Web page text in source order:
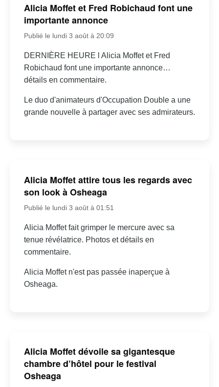
Alicia Moffet et Fred Robichaud font une
importante annonce
Publié le lundi 3 août à 20:09
DERNIÈRE HEURE l Alicia Moffet et Fred
Robichaud font une importante annonce…
détails en commentaire.
Le duo d'animateurs d'Occupation Double a une
grande nouvelle à partager avec ses admirateurs.
Alicia Moffet attire tous les regards avec
son look à Osheaga
Publié le lundi 3 août à 01:51
Alicia Moffet fait grimper le mercure avec sa
tenue révélatrice. Photos et détails en
commentaire.
Alicia Moffet n'est pas passée inaperçue à
Osheaga.
Alicia Moffet dévoile sa gigantesque
chambre d’hôtel pour le festival
Osheaga